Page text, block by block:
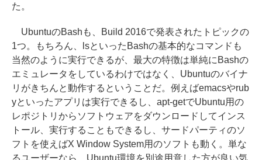
た。
UbuntuのBashも、Build 2016で発表されたトピックの
1つ。もちろん、lsといったBashの基本的なコマンドも
当然のように実行できるが、最大の特徴は単純にBashの
エミュレータをしているわけではなく、Ubuntuのバイナ
リがきちんと動作するということだ。例えばemacsやrub
yといったアプリは実行できるし、apt-getでUbuntu用の
レポジトリからソフトウェアをダウンロードしてインス
トール、実行することもできるし、サードパーティのソ
フトを使えばX Window System用のソフトも動く。単な
るユーザーなら、Ubuntu環境を別途用意した方が良い気